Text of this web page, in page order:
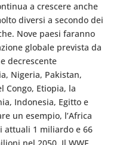
a crescere anche
diversi a secondo dei
Nove paesi faranno
globale prevista da
decrescente
Nigeria, Pakistan,
Congo, Etiopia, la
Indonesia, Egitto e
un esempio, l’Africa
attuali 1 miliardo e 66